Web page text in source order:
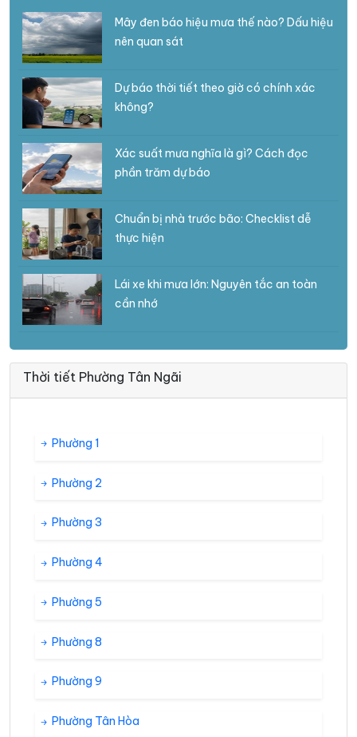
Mây đen báo hiệu mưa thế nào? Dấu hiệu
nên quan sát
Dự báo thời tiết theo giờ có chính xác
không?
Xác suất mưa nghĩa là gì? Cách đọc
phần trăm dự báo
Chuẩn bị nhà trước bão: Checklist dễ
thực hiện
Lái xe khi mưa lớn: Nguyên tắc an toàn
cần nhớ
Thời tiết Phường Tân Ngãi
Phường 1
Phường 2
Phường 3
Phường 4
Phường 5
Phường 8
Phường 9
Phường Tân Hòa